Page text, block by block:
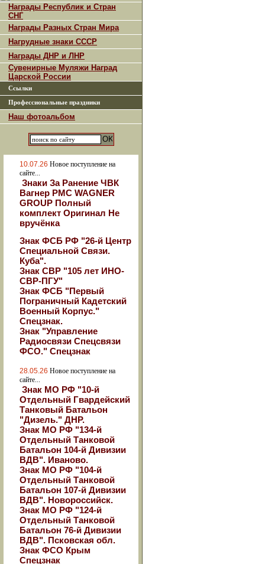
Награды Республик и Стран
СНГ
Награды Разных Стран Мира
Нагрудные знаки СССР
Награды ДНР и ЛНР
Сувенирные Муляжи Наград
Царской России
Ссылки
Профессиональные праздники
Наш фотоальбом
10.07.26 Новое поступление на
сайте...
Знаки За Ранение ЧВК
Вагнер РМС WAGNER
GROUP Полный
комплект Оригинал Не
вручёнка
Знак ФСБ РФ "26-й Центр
Специальной Связи.
Куба".
Знак СВР "105 лет ИНО-
СВР-ПГУ"
Знак ФСБ "Первый
Пограничный Кадетский
Военный Корпус."
Спецзнак.
Знак "Управление
Радиосвязи Спецсвязи
ФСО." Спецзнак
28.05.26 Новое поступление на
сайте...
Знак МО РФ "10-й
Отдельный Гвардейский
Танковый Батальон
"Дизель." ДНР.
Знак МО РФ "134-й
Отдельный Танковой
Батальон 104-й Дивизии
ВДВ". Иваново.
Знак МО РФ "104-й
Отдельный Танковой
Батальон 107-й Дивизии
ВДВ". Новороссийск.
Знак МО РФ "124-й
Отдельный Танковой
Батальон 76-й Дивизии
ВДВ". Псковская обл.
Знак ФСО Крым
Спецзнак